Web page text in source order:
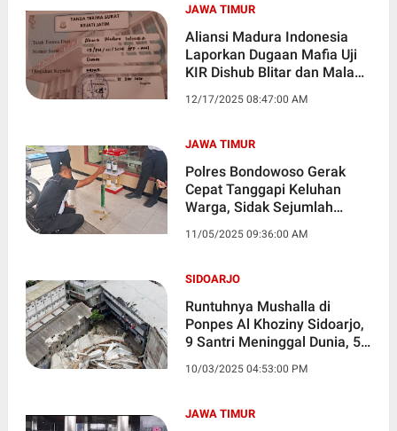
JAWA TIMUR
Aliansi Madura Indonesia
Laporkan Dugaan Mafia Uji
KIR Dishub Blitar dan Malang
12/17/2025 08:47:00 AM
JAWA TIMUR
Polres Bondowoso Gerak
Cepat Tanggapi Keluhan
Warga, Sidak Sejumlah
11/05/2025 09:36:00 AM
SIDOARJO
Runtuhnya Mushalla di
Ponpes Al Khoziny Sidoarjo,
9 Santri Meninggal Dunia, 54
Pencarian
10/03/2025 04:53:00 PM
JAWA TIMUR